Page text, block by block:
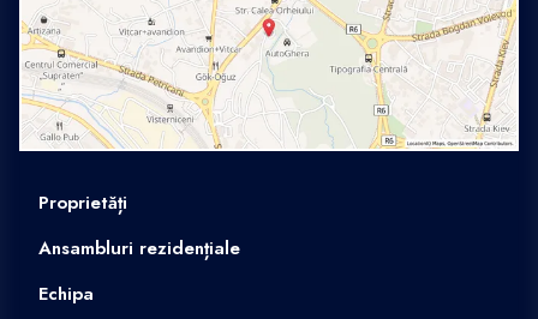
Proprietăți
Ansambluri rezidențiale
Echipa